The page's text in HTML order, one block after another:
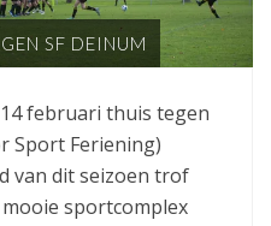
SF DEINUM
februari thuis tegen
Sport Feriening)
van dit seizoen trof
sportcomplex